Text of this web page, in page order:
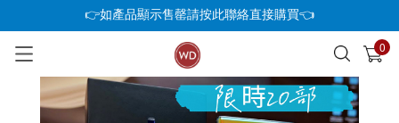
👉如產品顯示售罄請按此聯絡直接購買👈
0
已加入購物車 查看